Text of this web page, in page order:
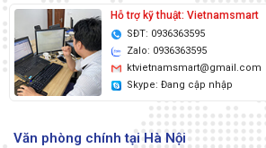
Hỗ trợ kỹ thuật: Vietnamsmart
SĐT: 0936363595
Zalo: 0936363595
ktvietnamsmart@gmail.com
Skype: Đang cập nhập
Văn phòng chính tại Hà Nội